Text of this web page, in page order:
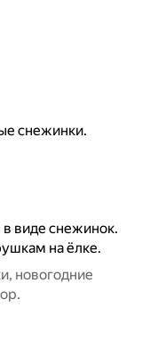
снежинки.
виде снежинок.
на ёлке.
новогодние